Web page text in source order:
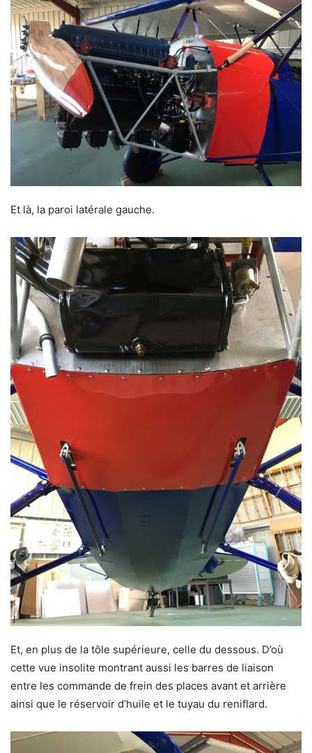
Et là, la paroi latérale gauche.
Et, en plus de la tôle supérieure, celle du dessous. D’où
cette vue insolite montrant aussi les barres de liaison
entre les commande de frein des places avant et arrière
ainsi que le réservoir d’huile et le tuyau du reniflard.